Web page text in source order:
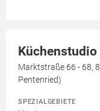
Marktstraße 66 - 68,
Pentenried)
SPEZIALGEBIETE